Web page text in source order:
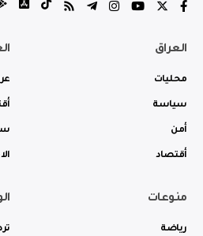
العراق
محليات
سياسة
أمن
أقتصاد
منوعات
رياضة